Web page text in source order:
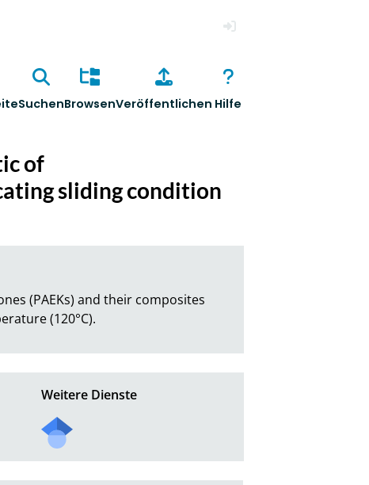
SuchenBrowsenVeröffentlichen Hilfe
of
sliding condition
(PAEKs) and their composites
(120°C).
Weitere Dienste